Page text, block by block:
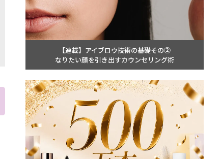
【連載】アイブロウ技術の基礎その②
なりたい顔を引き出すカウンセリング術